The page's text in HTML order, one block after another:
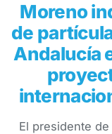
Moreno
de
Andalucía
El presidente